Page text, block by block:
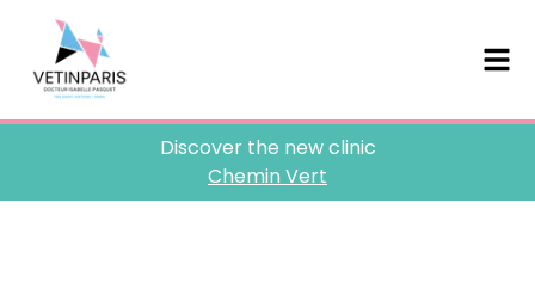
Discover the new clinic
Chemin Vert